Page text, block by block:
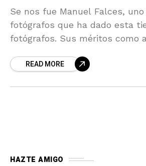
Se nos fue Manuel Falces,
fotógrafos que ha dado esta
fotógrafos. Sus méritos como
sus cualidades personales. Por
READ MORE
HAZTE AMIGO